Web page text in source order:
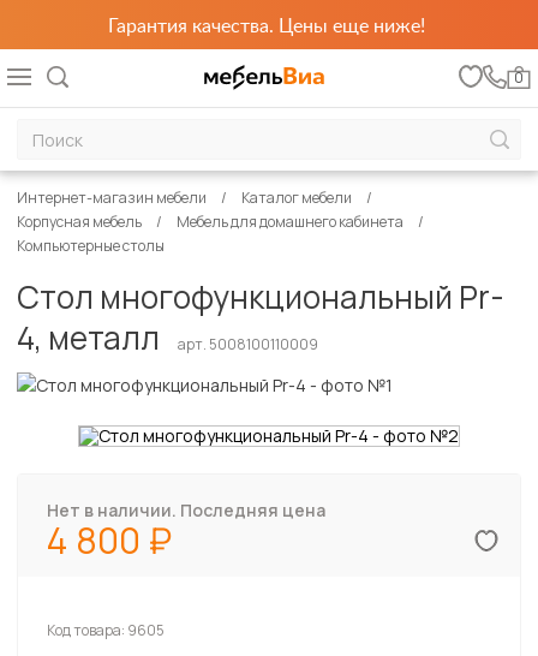
Гарантия качества. Цены еще ниже!
0
Интернет-магазин мебели
Каталог мебели
Корпусная мебель
Мебель для домашнего кабинета
Компьютерные столы
Стол многофункциональный Pr-
4, металл
арт. 5008100110009
Нет в наличии. Последняя цена
4 800
Код товара: 9605